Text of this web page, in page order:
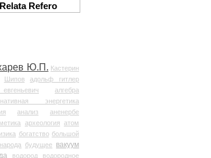
Relata Refero
Ю.П. Кастерин
Шипов
адольф гитлер
алгебра
энергетика
анализ аненербе
археология атом
богатство большой
будущее вакуум
водород
водородное